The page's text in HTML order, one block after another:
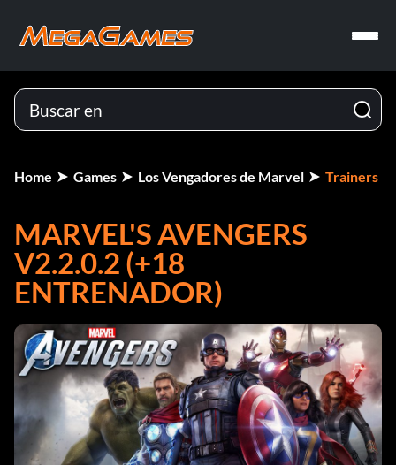
Home Games Los Vengadores de Marvel Trainers
MARVEL'S AVENGERS
V2.2.0.2 (+18
ENTRENADOR)